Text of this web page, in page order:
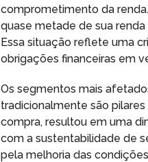
comprometimento da
quase metade de sua
Essa situação reflete uma
obrigações financeiras em
Os segmentos mais
tradicionalmente são
compra, resultou em uma
com a sustentabilidade de
pela melhoria das